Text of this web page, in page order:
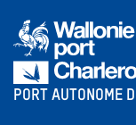
PORT AUTONOME